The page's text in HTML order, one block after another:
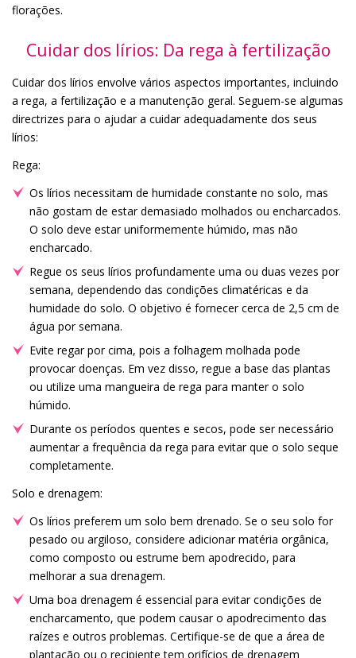
florações.
Cuidar dos lírios: Da rega à fertilização
Cuidar dos lírios envolve vários aspectos importantes, incluindo
a rega, a fertilização e a manutenção geral. Seguem-se algumas
directrizes para o ajudar a cuidar adequadamente dos seus
lírios:
Rega:
Os lírios necessitam de humidade constante no solo, mas
não gostam de estar demasiado molhados ou encharcados.
O solo deve estar uniformemente húmido, mas não
encharcado.
Regue os seus lírios profundamente uma ou duas vezes por
semana, dependendo das condições climatéricas e da
humidade do solo. O objetivo é fornecer cerca de 2,5 cm de
água por semana.
Evite regar por cima, pois a folhagem molhada pode
provocar doenças. Em vez disso, regue a base das plantas
ou utilize uma mangueira de rega para manter o solo
húmido.
Durante os períodos quentes e secos, pode ser necessário
aumentar a frequência da rega para evitar que o solo seque
completamente.
Solo e drenagem:
Os lírios preferem um solo bem drenado. Se o seu solo for
pesado ou argiloso, considere adicionar matéria orgânica,
como composto ou estrume bem apodrecido, para
melhorar a sua drenagem.
Uma boa drenagem é essencial para evitar condições de
encharcamento, que podem causar o apodrecimento das
raízes e outros problemas. Certifique-se de que a área de
plantação ou o recipiente tem orifícios de drenagem